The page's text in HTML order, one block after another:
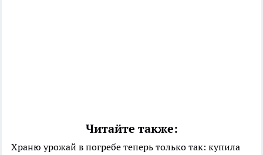
Читайте также:
Храню урожай в погребе теперь только так: купила